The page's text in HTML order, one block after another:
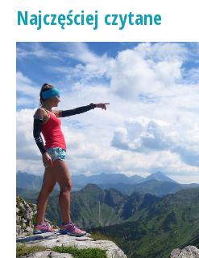
Najczęściej czytane